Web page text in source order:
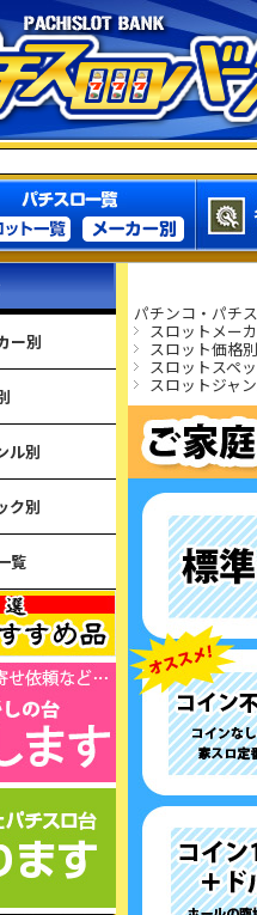
パチンコ・パチ
スロットメー
スロット価格別
スロットスペ
スロットジャ
ー別
ル別
ク別
覧